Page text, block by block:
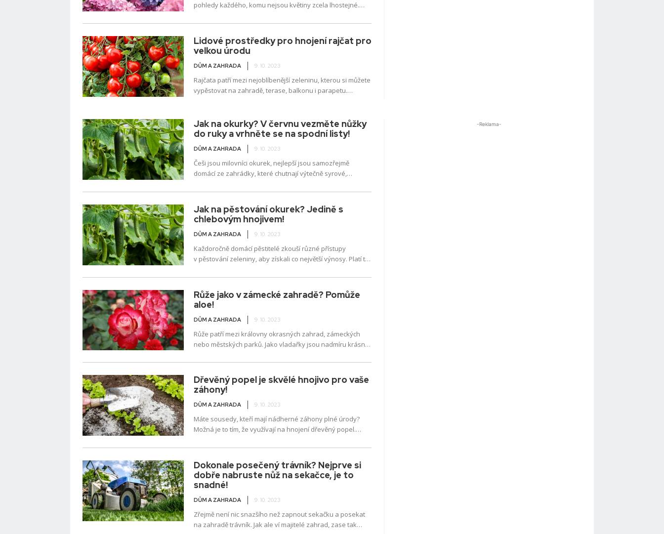
pohledy každého, komu nejsou květiny zcela lhostejné.
bujný záhon přitom...
Lidové prostředky pro hnojení rajčat pro
velkou úrodu
DŮM A ZAHRADA 9. 10. 2023
Rajčata patří mezi nejoblíbenější zeleninu, kterou si můžete
vypěstovat na zahradě, terase, balkonu i parapetu.
Jak na okurky? V červnu vezměte nůžky
do ruky a vrhněte se na spodní listy!
DŮM A ZAHRADA 9. 10. 2023
Češi jsou milovníci okurek, nejlepší jsou samozřejmě
domácí ze zahrádky, které chutnají výtečně syrové,
Pěstování okurek však...
Jak na pěstování okurek? Jedině s
chlebovým hnojivem!
DŮM A ZAHRADA 9. 10. 2023
Každoročně domácí pěstitelé zkouší různé přístupy
v pěstování zeleniny, aby získali co největší výnosy. Platí to
Růže jako v zámecké zahradě? Pomůže
aloe!
DŮM A ZAHRADA 9. 10. 2023
Růže patří mezi královny okrasných zahrad, zámeckých
nebo městských parků. Jako vladařky jsou nadmíru krásné,
Dřevěný popel je skvělé hnojivo pro vaše
záhony!
DŮM A ZAHRADA 9. 10. 2023
Máte sousedy, kteří mají nádherné záhony plné úrody?
Možná je to tím, že využívají na hnojení dřevěný popel.
Dokonale posečený trávník? Nejprve si
dobře nabruste nůž na sekačce, je to
snadné!
DŮM A ZAHRADA 9. 10. 2023
Zřejmě není nic snazšího než zapnout sekačku a posekat
na zahradě trávník. Jak ale ví majitelé zahrad, zase tak
-Reklama-